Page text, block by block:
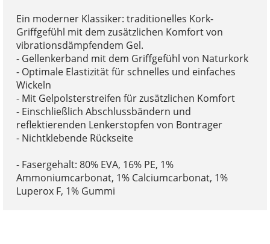
Ein moderner Klassiker: traditionelles Kork-
Griffgefühl mit dem zusätzlichen Komfort von
vibrationsdämpfendem Gel.
- Gellenkerband mit dem Griffgefühl von Naturkork
- Optimale Elastizität für schnelles und einfaches
Wickeln
- Mit Gelpolsterstreifen für zusätzlichen Komfort
- Einschließlich Abschlussbändern und
reflektierenden Lenkerstopfen von Bontrager
- Nichtklebende Rückseite
- Fasergehalt: 80% EVA, 16% PE, 1%
Ammoniumcarbonat, 1% Calciumcarbonat, 1%
Luperox F, 1% Gummi